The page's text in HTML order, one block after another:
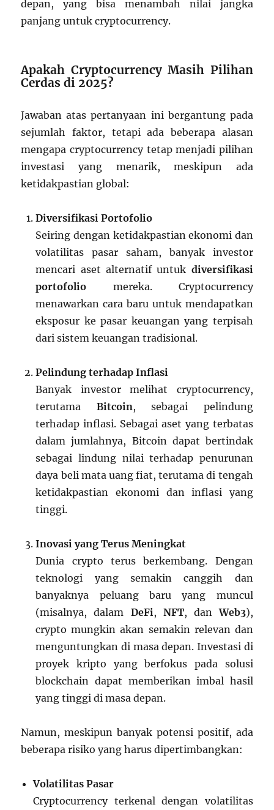
depan, yang bisa menambah nilai jangka
panjang untuk cryptocurrency.
Apakah Cryptocurrency Masih Pilihan
Cerdas di 2025?
Jawaban atas pertanyaan ini bergantung pada
sejumlah faktor, tetapi ada beberapa alasan
mengapa cryptocurrency tetap menjadi pilihan
investasi yang menarik, meskipun ada
ketidakpastian global:
Diversifikasi Portofolio
Seiring dengan ketidakpastian ekonomi dan
volatilitas pasar saham, banyak investor
mencari aset alternatif untuk diversifikasi
portofolio mereka. Cryptocurrency
menawarkan cara baru untuk mendapatkan
eksposur ke pasar keuangan yang terpisah
dari sistem keuangan tradisional.
Pelindung terhadap Inflasi
Banyak investor melihat cryptocurrency,
terutama Bitcoin, sebagai pelindung
terhadap inflasi. Sebagai aset yang terbatas
dalam jumlahnya, Bitcoin dapat bertindak
sebagai lindung nilai terhadap penurunan
daya beli mata uang fiat, terutama di tengah
ketidakpastian ekonomi dan inflasi yang
tinggi.
Inovasi yang Terus Meningkat
Dunia crypto terus berkembang. Dengan
teknologi yang semakin canggih dan
banyaknya peluang baru yang muncul
(misalnya, dalam DeFi , NFT, danWeb3),
crypto mungkin akan semakin relevan dan
menguntungkan di masa depan. Investasi di
proyek kripto yang berfokus pada solusi
blockchain dapat memberikan imbal hasil
yang tinggi di masa depan.
Namun, meskipun banyak potensi positif, ada
beberapa risiko yang harus dipertimbangkan:
Volatilitas Pasar
Cryptocurrency terkenal dengan volatilitas